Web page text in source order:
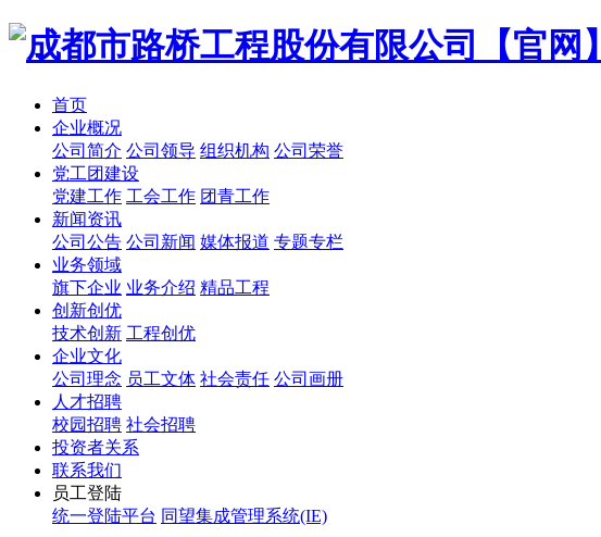
首页
企业概况
公司简介 公司领导 组织机构 公司荣誉
党工团建设
党建工作 工会工作 团青工作
新闻资讯
公司公告 公司新闻 媒体报道 专题专栏
业务领域
旗下企业 业务介绍 精品工程
创新创优
技术创新 工程创优
企业文化
公司理念 员工文体 社会责任 公司画册
人才招聘
校园招聘 社会招聘
投资者关系
联系我们
员工登陆
统一登陆平台 同望集成管理系统(IE)